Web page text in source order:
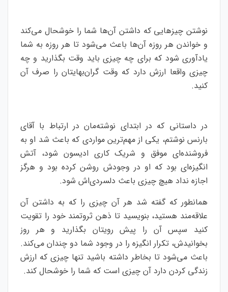
نوشتن چیزهایی که داشتن آن‌ها شما را خوشحال می‌کند
و خواندن هر روزه آن‌ها باعث می‌شود تا هر روزه به شما
یادآوری شود که برای چه چیزی باید وقت بگذارید و چه
چیزی واقعا ارزش دارد که وقت گران‌بهایتان را صرف آن
کنید.
در داستانی که در ابتدای نوشته‌مان در ارتباط با آقای
بارنس نوشتم، یکی از مهم‌ترین مواردی که باعث شد او به
فروشنده‌ای موفق و شریک کاری ادیسون شود، آتش
انگیزه‌ای بود که او در وجودش روشن کرده بود و هرگز
اجازه نداد هیچ چیزی باعث دلسردی‌اش شود.
همانطور که گفته شد هر آن چیزی را که به داشتن آن
علاقه‌مند هستید، بنویسید تا ذهن ثروتمند خود را تقویت
کنید سپس آن را پیش رویتان بگذارید و هر روز
بخوانیدش، تکرار انگیزه را در وجود شما دو چندان می‌کند.
باعث می‌‌شود تا بخاطر داشته باشید تنها چیزی که ارزش
زندگی کردن دارد آن چیزی است که شما را خوشحال کند.